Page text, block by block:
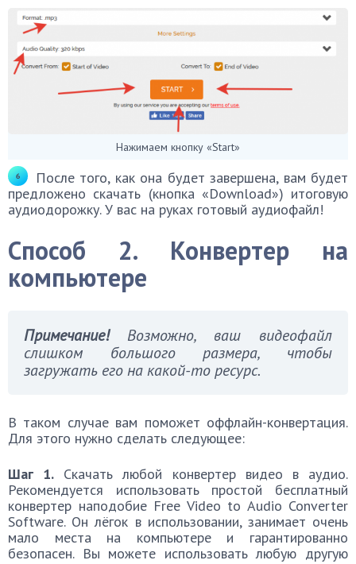
Нажимаем кнопку «Start»
После того, как она будет завершена, вам будет
предложено скачать (кнопка «Download») итоговую
аудиодорожку. У вас на руках готовый аудиофайл!
Способ 2. Конвертер на
компьютере
Примечание!Возможно, ваш видеофайл
слишком большого размера, чтобы
загружать его на какой-то ресурс.
В таком случае вам поможет оффлайн-конвертация.
Для этого нужно сделать следующее:
Шаг 1. Скачать любой конвертер видео в аудио.
Рекомендуется использовать простой бесплатный
конвертер наподобие Free Video to Audio Converter
Software. Он лёгок в использовании, занимает очень
мало места на компьютере и гарантированно
безопасен. Вы можете использовать любую другую